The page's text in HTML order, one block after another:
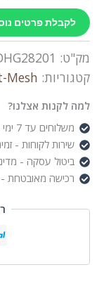
Archer
AX80
8-
Stream
Wi-
Fi
with
2.5G
Port
TP-
LINK
לקבלת פרטים
מק"ט:
קטגוריות: Mesh
למה לקנות אצלנו?
משלוחים עד 7 ימי עסקים!
שירות לקוחות - זמינות
ביטול עסקה -
רכישה מאובטחת -